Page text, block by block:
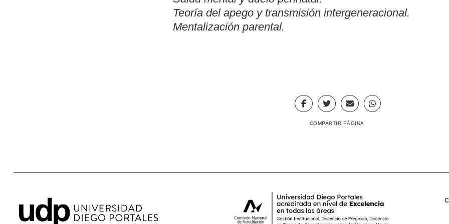
Teoría del apego y transmisión intergeneracional.
Mentalización parental.
COMPARTIR PÁGINA